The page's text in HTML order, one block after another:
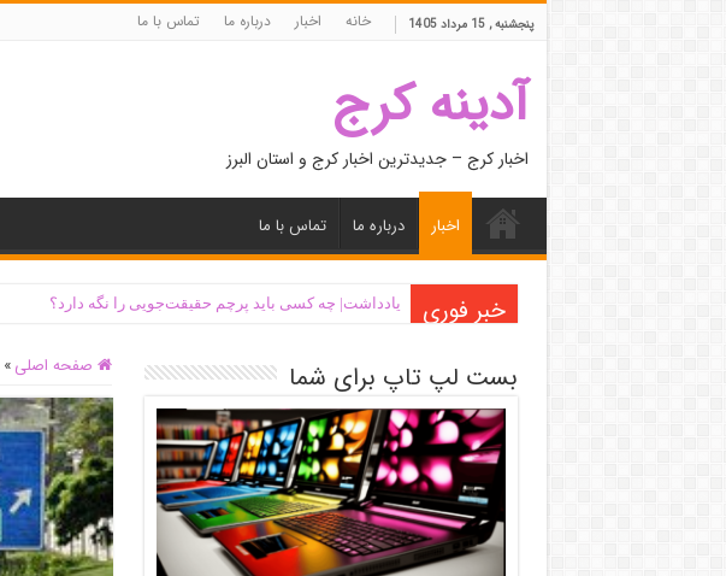
پنجشنبه , 15 مرداد 1405 خانه اخبار درباره ما تماس با ما
آدینه کرج
اخبار کرج – جدیدترین اخبار کرج و استان البرز
اخبار درباره ما تماس با ما
خبر فوری یادداشت| ‌چه کسی باید پرچم حقیقت‌جویی را نگه دارد؟
صفحه اصلی » بست لپ تاپ برای شما